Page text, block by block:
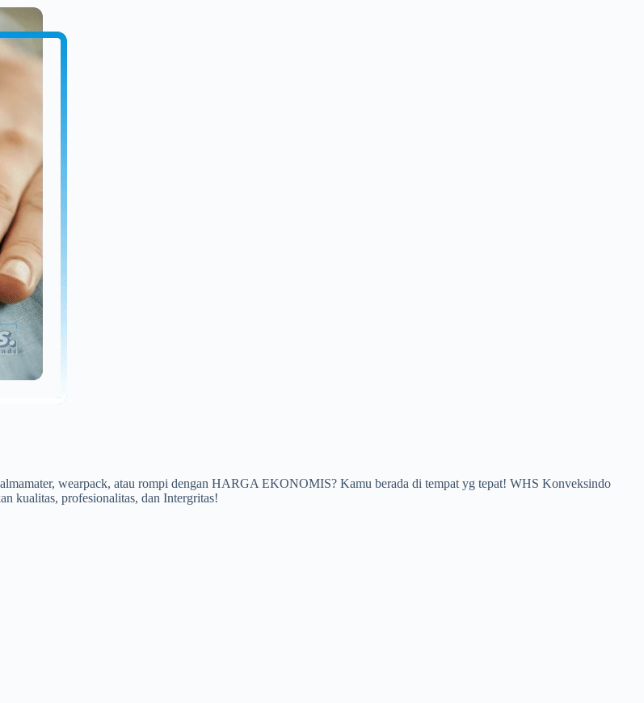
wearpack, atau rompi dengan HARGA EKONOMIS? Kamu berada di tempat yg tepat! WHS Konveksindo
kualitas, profesionalitas, dan Intergritas!